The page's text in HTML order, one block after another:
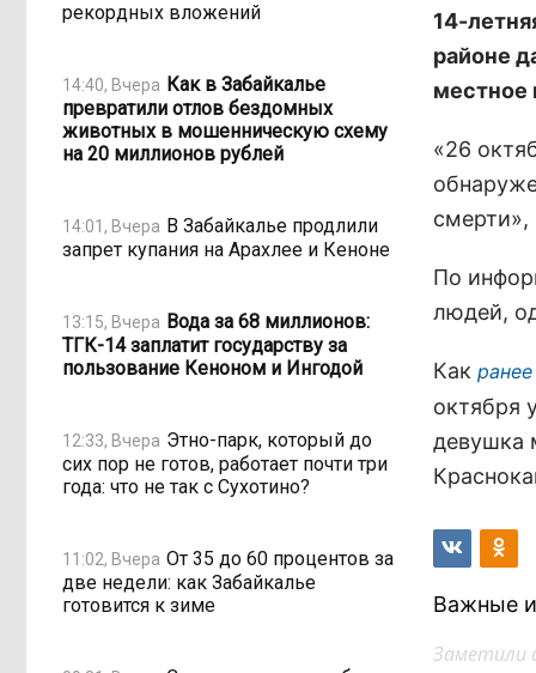
рекордных вложений
14:40, Вчера Как в Забайкалье
превратили отлов бездомных
животных в мошенническую схему
на 20 миллионов рублей
14:01, Вчера В Забайкалье продлили
запрет купания на Арахлее и Кеноне
13:15, Вчера Вода за 68 миллионов:
ТГК-14 заплатит государству за
пользование Кеноном и Ингодой
12:33, Вчера Этно-парк, который до
сих пор не готов, работает почти три
года: что не так с Сухотино?
11:02, Вчера От 35 до 60 процентов за
две недели: как Забайкалье
готовится к зиме
14-
районе
местное
«26
смерти»,
По
людей,
Как
октября
девушка
Важные
Заметили